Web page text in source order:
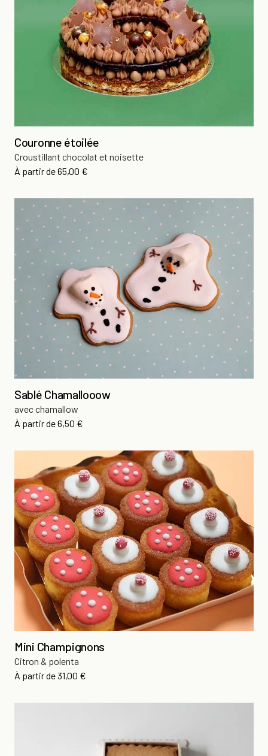
Couronne étoilée
Croustillant chocolat et noisette
À partir dePrix
65,00 €
Sablé Chamallooow
avec chamallow
À partir dePrix
6,50 €
Mini Champignons
Citron & polenta
À partir dePrix
31,00 €